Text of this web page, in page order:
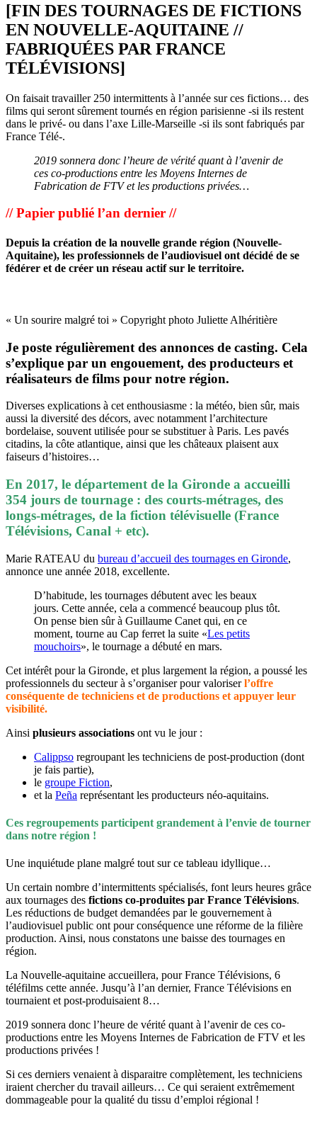
[FIN DES TOURNAGES DE FICTIONS
EN NOUVELLE-AQUITAINE //
FABRIQUÉES PAR FRANCE
TÉLÉVISIONS]
On faisait travailler 250 intermittents à l’année sur ces fictions… des
films qui seront sûrement tournés en région parisienne -si ils restent
dans le privé- ou dans l’axe Lille-Marseille -si ils sont fabriqués par
France Télé-.
2019 sonnera donc l’heure de vérité quant à l’avenir de
ces co-productions entre les Moyens Internes de
Fabrication de FTV et les productions privées…
// Papier publié l’an dernier //
Depuis la création de la nouvelle grande région (Nouvelle-
Aquitaine), les professionnels de l’audiovisuel ont décidé de se
fédérer et de créer un réseau actif sur le territoire.
« Un sourire malgré toi » Copyright photo Juliette Alhéritière
Je poste régulièrement des annonces de casting. Cela
s’explique par un engouement, des producteurs et
réalisateurs de films pour notre région.
Diverses explications à cet enthousiasme : la météo, bien sûr, mais
aussi la diversité des décors, avec notamment l’architecture
bordelaise, souvent utilisée pour se substituer à Paris. Les pavés
citadins, la côte atlantique, ainsi que les châteaux plaisent aux
faiseurs d’histoires…
En 2017, le département de la Gironde a accueilli
354 jours de tournage : des courts-métrages, des
longs-métrages, de la fiction télévisuelle (France
Télévisions, Canal + etc).
Marie RATEAU du bureau d’accueil des tournages en Gironde,
annonce une année 2018, excellente.
D’habitude, les tournages débutent avec les beaux
jours. Cette année, cela a commencé beaucoup plus tôt.
On pense bien sûr à Guillaume Canet qui, en ce
moment, tourne au Cap ferret la suite «Les petits
mouchoirs», le tournage a débuté en mars.
Cet intérêt pour la Gironde, et plus largement la région, a poussé les
professionnels du secteur à s’organiser pour valoriserl’offre
conséquente de techniciens et de productions et appuyer leur
visibilité.
Ainsi plusieurs associations ont vu le jour :
Calippso regroupant les techniciens de post-production (dont
je fais partie),
le groupe Fiction,
et la Peña représentant les producteurs néo-aquitains.
Ces regroupements participent grandement à l’envie de tourner
dans notre région !
Une inquiétude plane malgré tout sur ce tableau idyllique…
Un certain nombre d’intermittents spécialisés, font leurs heures grâce
aux tournages des fictions co-produites par France Télévisions.
Les réductions de budget demandées par le gouvernement à
l’audiovisuel public ont pour conséquence une réforme de la filière
production. Ainsi, nous constatons une baisse des tournages en
région.
La Nouvelle-aquitaine accueillera, pour France Télévisions, 6
téléfilms cette année. Jusqu’à l’an dernier, France Télévisions en
tournaient et post-produisaient 8…
2019 sonnera donc l’heure de vérité quant à l’avenir de ces co-
productions entre les Moyens Internes de Fabrication de FTV et les
productions privées !
Si ces derniers venaient à disparaitre complètement, les techniciens
iraient chercher du travail ailleurs… Ce qui seraient extrêmement
dommageable pour la qualité du tissu d’emploi régional !